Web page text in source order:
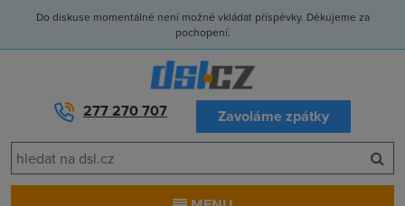
Do diskuse momentálně není možné vkládat příspěvky. Děkujeme za
pochopení.
277 270 707 Zavoláme zpátky